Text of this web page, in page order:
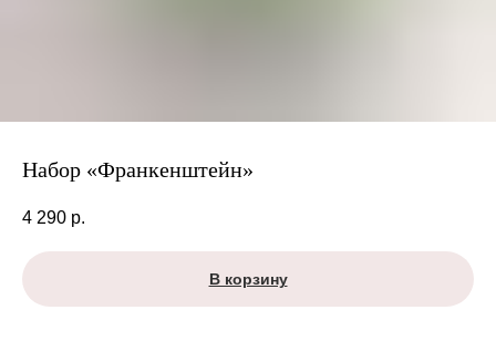
Набор «Франкенштейн»
4 290 р.
В корзину